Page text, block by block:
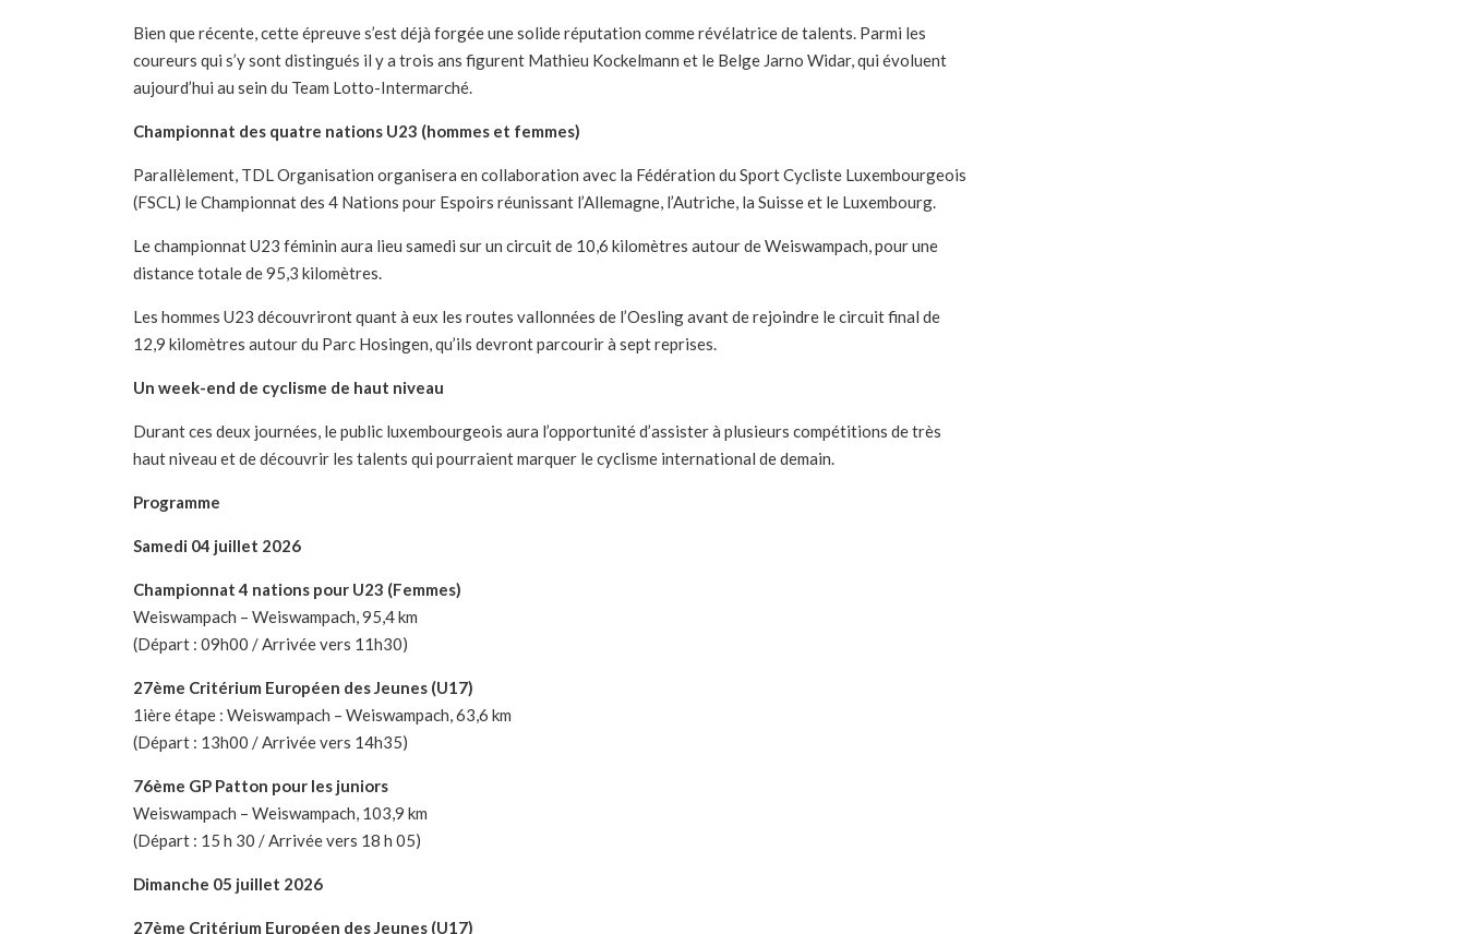
Bien que récente, cette épreuve s’est déjà forgée une solide réputation comme révélatrice de talents. Parmi les
coureurs qui s’y sont distingués il y a trois ans figurent Mathieu Kockelmann et le Belge Jarno Widar, qui évoluent
aujourd’hui au sein du Team Lotto-Intermarché.
Championnat des quatre nations U23 (hommes et femmes)
Parallèlement, TDL Organisation organisera en collaboration avec la Fédération du Sport Cycliste Luxembourgeois
(FSCL) le Championnat des 4 Nations pour Espoirs réunissant l’Allemagne, l’Autriche, la Suisse et le Luxembourg.
Le championnat U23 féminin aura lieu samedi sur un circuit de 10,6 kilomètres autour de Weiswampach, pour une
distance totale de 95,3 kilomètres.
Les hommes U23 découvriront quant à eux les routes vallonnées de l’Oesling avant de rejoindre le circuit final de
12,9 kilomètres autour du Parc Hosingen, qu’ils devront parcourir à sept reprises.
Un week-end de cyclisme de haut niveau
Durant ces deux journées, le public luxembourgeois aura l’opportunité d’assister à plusieurs compétitions de très
haut niveau et de découvrir les talents qui pourraient marquer le cyclisme international de demain.
Programme
Samedi 04 juillet 2026
Championnat 4 nations pour U23 (Femmes)
Weiswampach – Weiswampach, 95,4 km
(Départ : 09h00 / Arrivée vers 11h30)
27ème Critérium Européen des Jeunes (U17)
1ière étape : Weiswampach – Weiswampach, 63,6 km
(Départ : 13h00 / Arrivée vers 14h35)
76ème GP Patton pour les juniors
Weiswampach – Weiswampach, 103,9 km
(Départ : 15 h 30 / Arrivée vers 18 h 05)
Dimanche 05 juillet 2026
27ème Critérium Européen des Jeunes (U17)